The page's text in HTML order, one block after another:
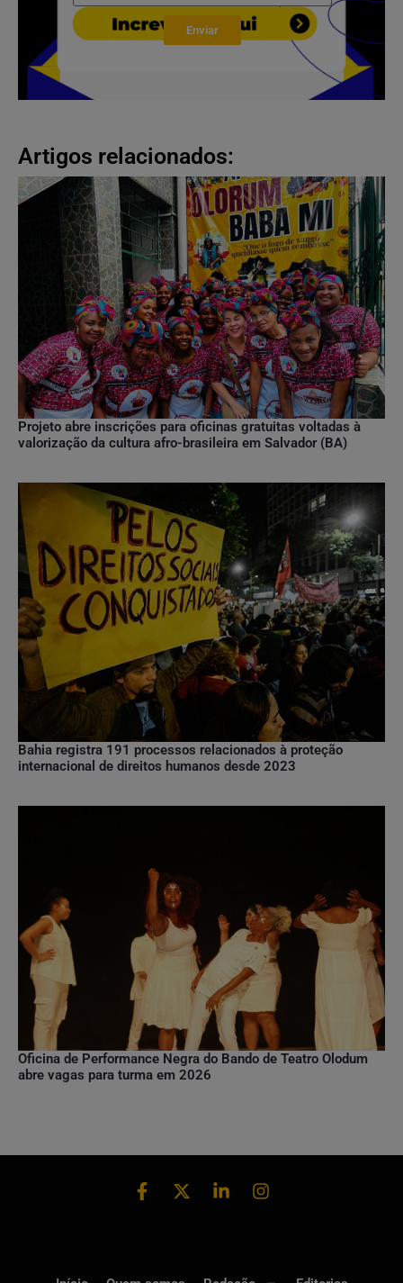
Enviar
Artigos relacionados:
Projeto abre inscrições para oficinas gratuitas voltadas à
valorização da cultura afro-brasileira em Salvador (BA)
Bahia registra 191 processos relacionados à proteção
internacional de direitos humanos desde 2023
Oficina de Performance Negra do Bando de Teatro Olodum
abre vagas para turma em 2026